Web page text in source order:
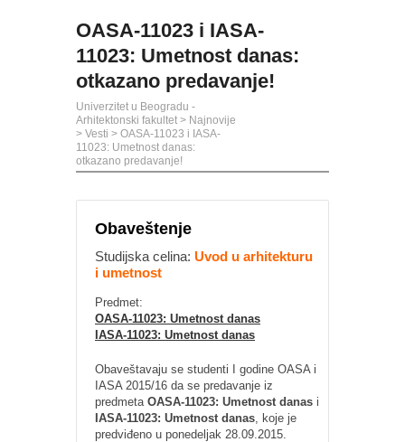
OASA-11023 i IASA-
11023: Umetnost danas:
otkazano predavanje!
Univerzitet u Beogradu -
Arhitektonski fakultet > Najnovije
> Vesti > OASA-11023 i IASA-
11023: Umetnost danas:
otkazano predavanje!
Obaveštenje
Studijska celina: Uvod u arhitekturu
i umetnost
Predmet:
OASA-11023: Umetnost danas
IASA-11023: Umetnost danas
Obaveštavaju se studenti I godine OASA i
IASA 2015/16 da se predavanje iz
predmeta OASA-11023: Umetnost danas i
IASA-11023: Umetnost danas, koje je
predviđeno u ponedeljak 28.09.2015.